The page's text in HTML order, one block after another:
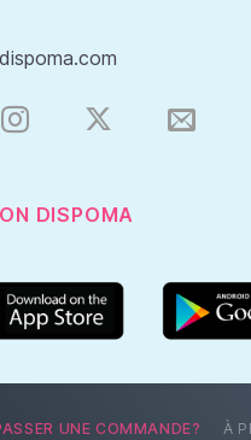
DISPOMA
UNE COMMANDE? À